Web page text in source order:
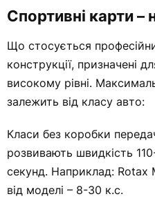
Спортивні карти –
Що стосується
конструкції, призначені
високому рівні.
залежить від класу авто:
Класи без коробки
розвивають швидкість
секунд. Наприклад: Rotax
від моделі – 8-30 к.с.